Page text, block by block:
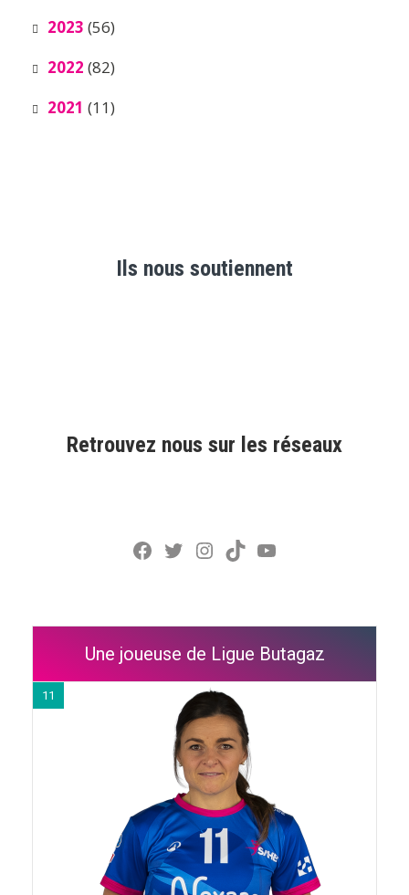
2023 (56)
2022 (82)
2021 (11)
Ils nous soutiennent
Retrouvez nous sur les réseaux
Facebook
Twitter
Instagram
TikTokYouTube
Une joueuse de Ligue Butagaz
11